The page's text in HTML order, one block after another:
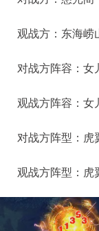
观战方：东海崂
对战方阵容：女
观战方阵容：女
对战方阵型：虎
观战方阵型：虎